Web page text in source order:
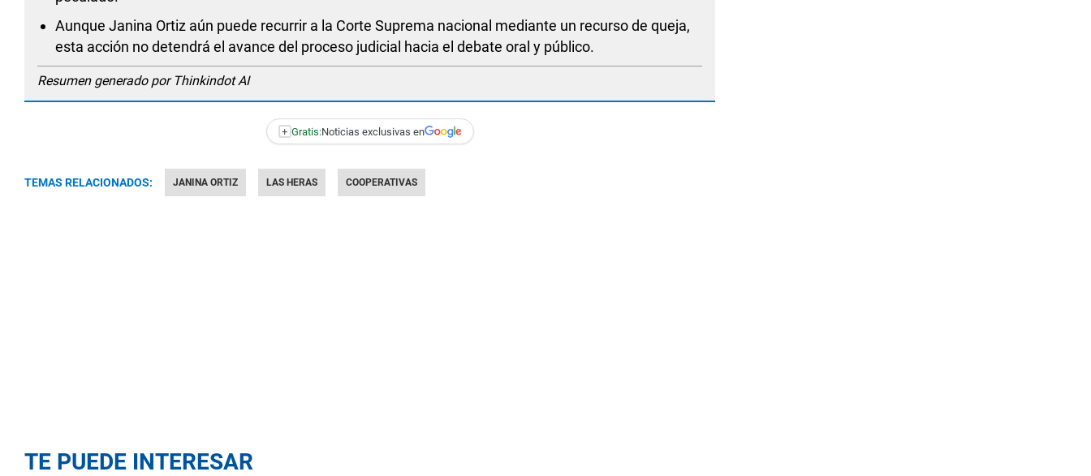
Aunque Janina Ortiz aún puede recurrir a la Corte Suprema nacional mediante un recurso de queja,
esta acción no detendrá el avance del proceso judicial hacia el debate oral y público.
Resumen generado por Thinkindot AI
+ Gratis:Noticias exclusivas en
TEMAS RELACIONADOS: JANINA ORTIZ LAS HERAS COOPERATIVAS
TE PUEDE INTERESAR